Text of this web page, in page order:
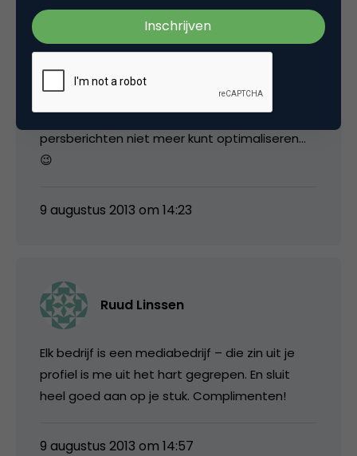
Wederom een terechte maatregel. Alles wat
ruikt naar ‘onnatuurlijk gebruik van keywords en
links’ hoort ook bestraft te worden. Wat
natuurlijk niet wil zeggen dat je nu ineens je
persberichten niet meer kunt optimaliseren…
😉
9 augustus 2013 om 14:23
Ruud Linssen
Elk bedrijf is een mediabedrijf – die zin uit je
profiel is me uit het hart gegrepen. En sluit
heel goed aan op je stuk. Complimenten!
9 augustus 2013 om 14:57